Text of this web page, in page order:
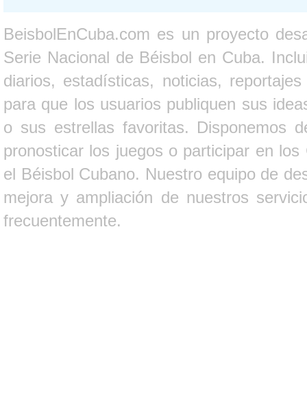
BeisbolEnCuba.com es un proyecto
Serie Nacional de Béisbol en Cuba.
diarios, estadísticas, noticias,
para que los usuarios publiquen sus
o sus estrellas favoritas. Disponemos
pronosticar los juegos o participar en
el Béisbol Cubano. Nuestro equipo de
mejora y ampliación de nuestros
frecuentemente.